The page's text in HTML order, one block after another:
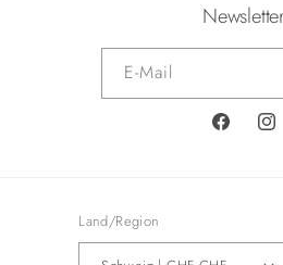
E-Mail
Facebook
Land/Region